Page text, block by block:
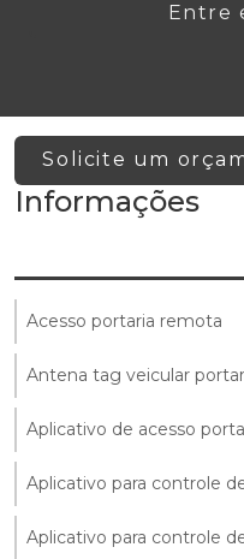
Entre
Solicite um
Informações
Acesso portaria remota
Antena tag veicular
Aplicativo de acesso
Aplicativo para controle
Aplicativo para controle